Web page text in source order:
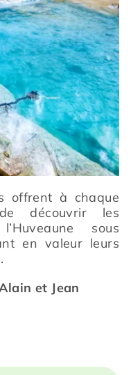
offrent à chaque
découvrir les
sous
en valeur leurs
et Jean